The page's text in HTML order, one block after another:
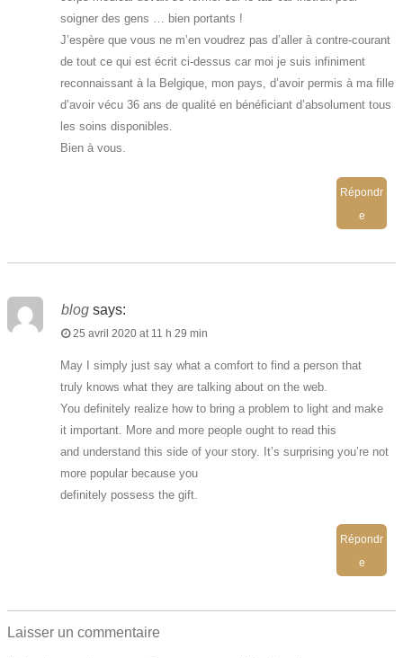
soigner des gens … bien portants !
J’espère que vous ne m’en voudrez pas d’aller à contre-courant
de tout ce qui est écrit ci-dessus car moi je suis infiniment
reconnaissant à la Belgique, mon pays, d’avoir permis à ma fille
d’avoir vécu 36 ans de qualité en bénéficiant d’absolument tous
les soins disponibles.
Bien à vous.
Répondr
e
blog says:
25 avril 2020 at 11 h 29 min
May I simply just say what a comfort to find a person that
truly knows what they are talking about on the web.
You definitely realize how to bring a problem to light and make
it important. More and more people ought to read this
and understand this side of your story. It’s surprising you’re not
more popular because you
definitely possess the gift.
Répondr
e
Laisser un commentaire